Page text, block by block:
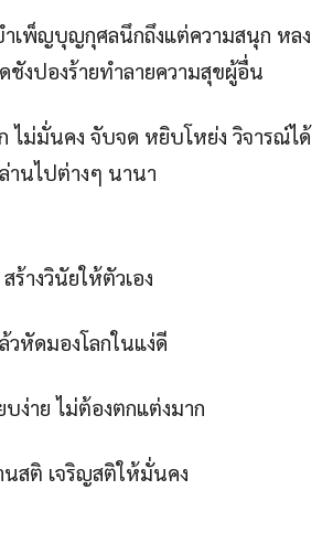
เพ็ญบุญกุศลนึกถึงแต่ความสนุก หลง
ชังปองร้ายทำลายความสุขผู้อื่น
ม่มั่นคง จับจด หยิบโหย่ง วิจารณ์ได้
านไปต่างๆ นานา
ร้างวินัยให้ตัวเอง
หัดมองโลกในแง่ดี
บง่าย ไม่ต้องตกแต่งมาก
สติ เจริญสติให้มั่นคง